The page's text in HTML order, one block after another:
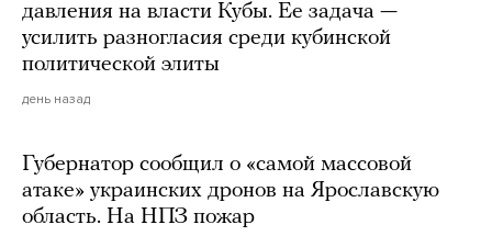
давления на власти Кубы. Ее задача —
усилить разногласия среди кубинской
политической элиты
день назад
Губернатор сообщил о «самой массовой
атаке» украинских дронов на Ярославскую
область. На НПЗ пожар